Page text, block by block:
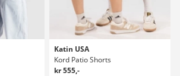
Katin USA
Kord Patio Shorts
kr 555,-